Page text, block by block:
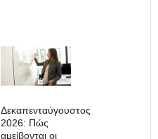
Δεκαπενταύγουστος
2026: Πώς
αμείβονται οι